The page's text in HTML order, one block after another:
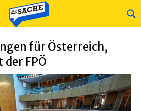
für Österreich,
FPÖ